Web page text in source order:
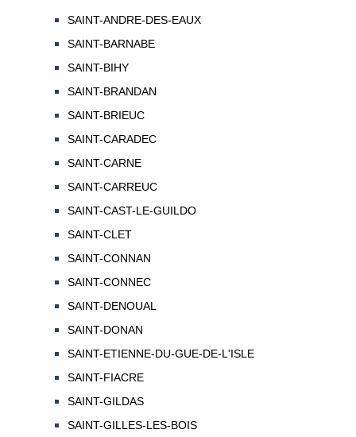
SAINT-ANDRE-DES-EAUX
SAINT-BARNABE
SAINT-BIHY
SAINT-BRANDAN
SAINT-BRIEUC
SAINT-CARADEC
SAINT-CARNE
SAINT-CARREUC
SAINT-CAST-LE-GUILDO
SAINT-CLET
SAINT-CONNAN
SAINT-CONNEC
SAINT-DENOUAL
SAINT-DONAN
SAINT-ETIENNE-DU-GUE-DE-L'ISLE
SAINT-FIACRE
SAINT-GILDAS
SAINT-GILLES-LES-BOIS